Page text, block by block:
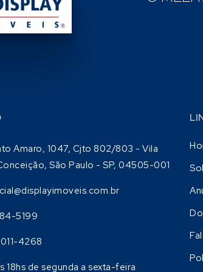
Amaro, 1047, Cjto 802/803 - Vila
São Paulo - SP, 04505-001
5199
4268
18hs de segunda a sexta-feira